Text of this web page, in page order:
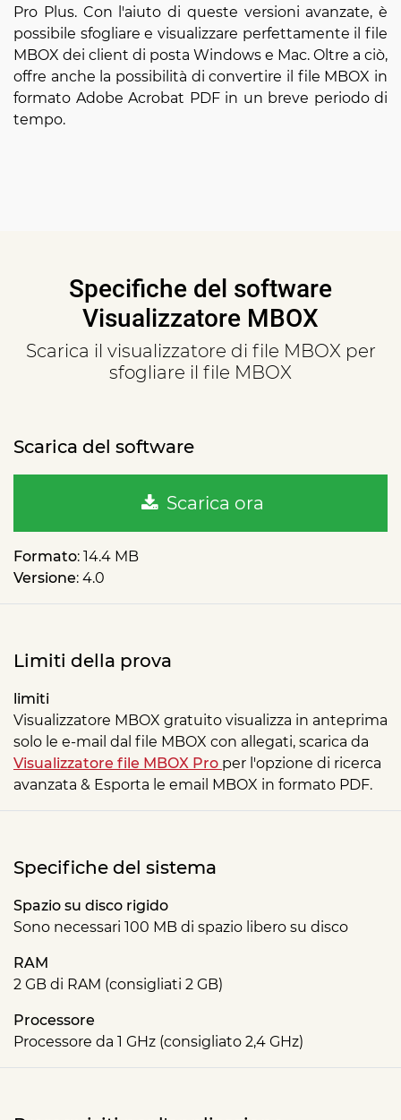
Pro Plus. Con l'aiuto di queste versioni avanzate, è
possibile sfogliare e visualizzare perfettamente il file
MBOX dei client di posta Windows e Mac. Oltre a ciò,
offre anche la possibilità di convertire il file MBOX in
formato Adobe Acrobat PDF in un breve periodo di
tempo.
Specifiche del software
Visualizzatore MBOX
Scarica il visualizzatore di file MBOX per
sfogliare il file MBOX
Scarica del software
Scarica ora
Formato: 14.4 MB
Versione: 4.0
Limiti della prova
limiti
Visualizzatore MBOX gratuito visualizza in anteprima
solo le e-mail dal file MBOX con allegati, scarica da
Visualizzatore file MBOX Pro per l'opzione di ricerca
avanzata & Esporta le email MBOX in formato PDF.
Specifiche del sistema
Spazio su disco rigido
Sono necessari 100 MB di spazio libero su disco
RAM
2 GB di RAM (consigliati 2 GB)
Processore
Processore da 1 GHz (consigliato 2,4 GHz)